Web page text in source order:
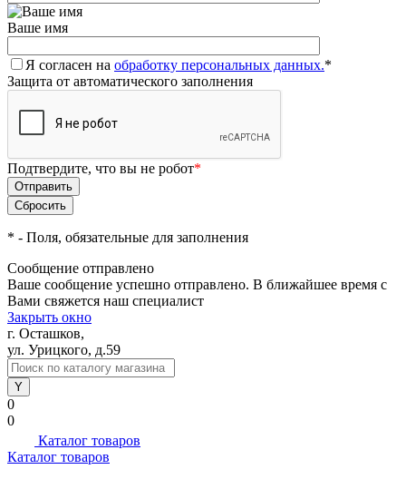
Ваше имя
Я согласен на обработку персональных данных.*
Защита от автоматического заполнения
Подтвердите, что вы не робот*
* - Поля, обязательные для заполнения
Сообщение отправлено
Ваше сообщение успешно отправлено. В ближайшее время с
Вами свяжется наш специалист
Закрыть окно
г. Осташков,
ул. Урицкого, д.59
0
0
Каталог товаров
Каталог товаров